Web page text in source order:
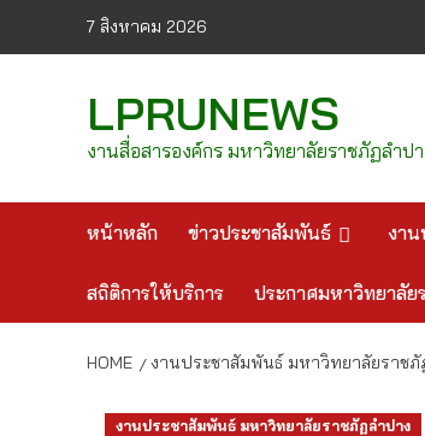
7 สิงหาคม 2026
LPRUNEWS
งานสื่อสารองค์กร มหาวิทยาลัยราชภัฏลำป
หน้าหลัก ข่าวประชาสัมพันธ์ งาน
สถิติการให้บริการ ประกาศมหาวิทยาลัย
HOME งานประชาสัมพันธ์ มหาวิทยาลัยราชภั
งานประชาสัมพันธ์ มหาวิทยาลัยราชภัฏลำปาง